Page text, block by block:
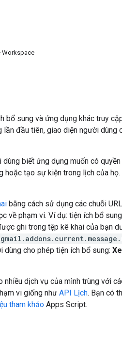
Workspace
bổ sung và ứng dụng khác truy
lần đầu tiên, giao diện người
dùng biết ứng dụng muốn có
hoặc tạo sự kiện trong lịch của
bằng cách sử dụng các chuỗi
về phạm vi. Ví dụ: tiện ích bổ
ghi trong tệp kê khai của bạn
dùng cho phép tiện ích bổ sung:
nhiều dịch vụ của mình trùng với
vi giống như API Lịch. Bạn có
tham khảo Apps Script.